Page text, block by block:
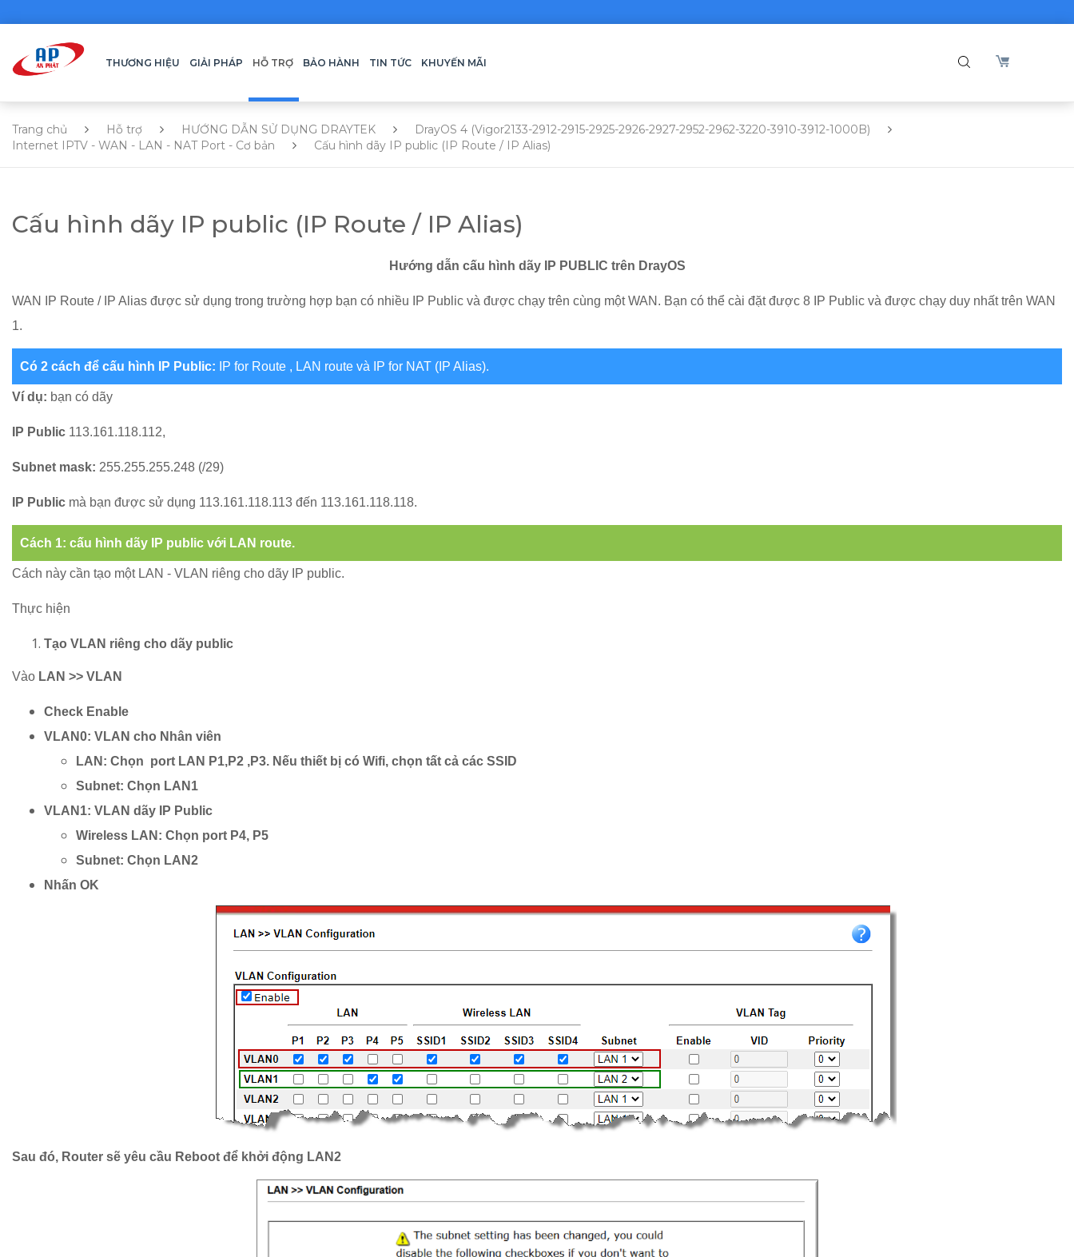
THƯƠNG HIỆU GIẢI PHÁP HỖ TRỢ BẢO HÀNH TIN TỨC KHUYẾN MÃI
Trang chủ Hỗ trợ HƯỚNG DẪN SỬ DỤNG DRAYTEK
DrayOS 4 (Vigor2133-2912-2915-2925-2926-2927-2952-2962-3220-3910-3912-1000B)
Internet IPTV - WAN - LAN - NAT Port - Cơ bản
Cấu hình dãy IP public (IP Route / IP Alias)
Cấu hình dãy IP public (IP Route / IP Alias)
Hướng dẫn cấu hình dãy IP PUBLIC trên DrayOS
WAN IP Route / IP Alias được sử dụng trong trường hợp bạn có nhiều IP Public và được chạy trên cùng một WAN. Bạn có thể cài đặt được 8 IP Public và được chạy duy nhất trên WAN
1.
Có 2 cách để cấu hình IP Public: IP for Route , LAN route và IP for NAT (IP Alias).
Ví dụ: bạn có dãy
IP Public 113.161.118.112,
Subnet mask: 255.255.255.248 (/29)
IP Public mà bạn được sử dụng 113.161.118.113 đến 113.161.118.118.
Cách 1: cấu hình dãy IP public với LAN route.
Cách này cần tạo một LAN - VLAN riêng cho dãy IP public.
Thực hiện
Tạo VLAN riêng cho dãy public
Vào LAN >> VLAN
Check Enable
VLAN0: VLAN cho Nhân viên
LAN: Chọn port LAN P1,P2 ,P3. Nếu thiết bị có Wifi, chọn tất cả các SSID
Subnet: Chọn LAN1
VLAN1: VLAN dãy IP Public
Wireless LAN: Chọn port P4, P5
Subnet: Chọn LAN2
Nhấn OK
Sau đó, Router sẽ yêu cầu Reboot để khởi động LAN2